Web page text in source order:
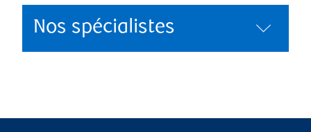
Nos spécialistes